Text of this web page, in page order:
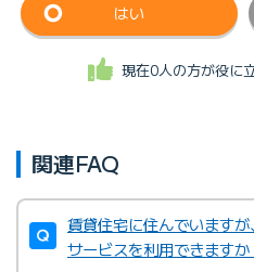
はい
現在0人の方が役に
関連FAQ
賃貸住宅に住んでいます
サービスを利用できますか